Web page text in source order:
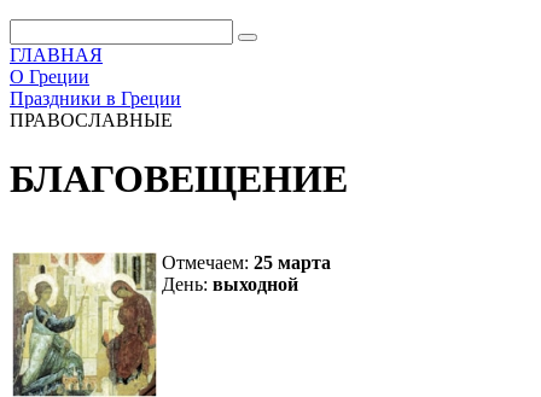
ГЛАВНАЯ
О Греции
Праздники в Греции
ПРАВОСЛАВНЫЕ
БЛАГОВЕЩЕНИЕ
Отмечаем: 25 марта
День: выходной